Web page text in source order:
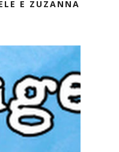
E ZUZANNA